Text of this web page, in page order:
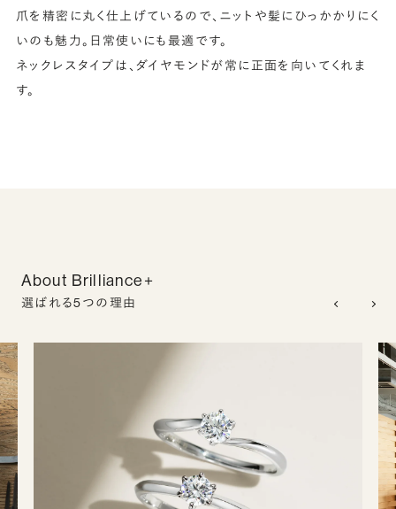
爪を精密に丸く仕上げているので、ニットや髪にひっかかりにく
いのも魅力。日常使いにも最適です。
ネックレスタイプは、ダイヤモンドが常に正面を向いてくれま
す。
About Brilliance+
選ばれる5つの理由